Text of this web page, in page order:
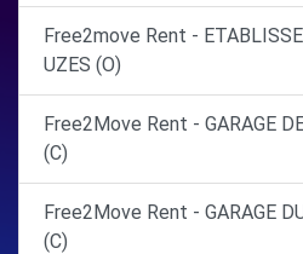
Free2move Rent -
UZES (O)
Free2Move Rent - GARAGE
(C)
Free2Move Rent - GARAGE
(C)